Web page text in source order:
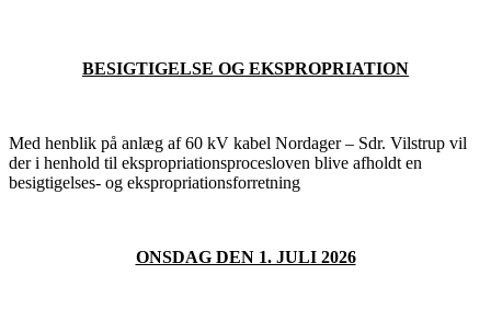
BESIGTIGELSE OG EKSPROPRIATION
Med henblik på anlæg af 60 kV kabel Nordager – Sdr. Vilstrup vil
der i henhold til ekspropriationsprocesloven blive afholdt en
besigtigelses- og ekspropriationsforretning
ONSDAG DEN 1. JULI 2026